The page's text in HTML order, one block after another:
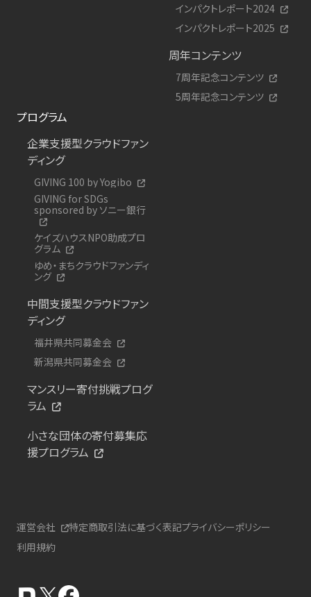
インパクトレポート2024
インパクトレポート2025
周年コンテンツ
7周年記念コンテンツ
5周年記念コンテンツ
プログラム
企業支援型クラウドファン
ディング
GIVING 100 by Yogibo
GIVING for SDGs
sponsored by ソニー銀行
ケイズハウスNPO助成プロ
グラム
ゆめ・まちクラウドファンディ
ング
中間支援型クラウドファン
ディング
福井県共同募金会
新潟県共同募金会
マンスリー寄付挑戦プログ
ラム
小さな団体の寄付募集応
援プログラム
運営会社 特定商取引法に基づく表記プライバシーポリシー
利用規約